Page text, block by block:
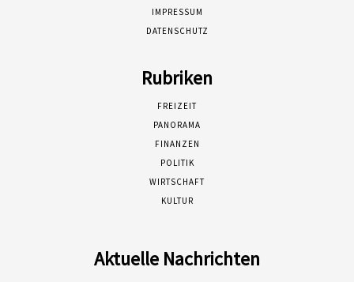
IMPRESSUM
DATENSCHUTZ
Rubriken
FREIZEIT
PANORAMA
FINANZEN
POLITIK
WIRTSCHAFT
KULTUR
Aktuelle Nachrichten